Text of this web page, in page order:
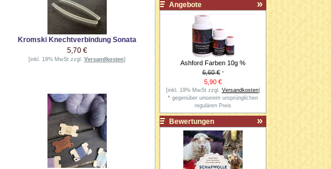
Kromski Knechtverbindung Sonata
5,70 €
[inkl. 19% MwSt zzgl. Versandkosten]
Angebote
Ashford Farben 10g %
6,60 €*
5,90 €
[inkl. 19% MwSt zzgl. Versandkosten]
* gegenüber unserem ursprünglichen
regulären Preis
Bewertungen